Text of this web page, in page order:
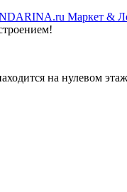
Маркет &
на нулевом